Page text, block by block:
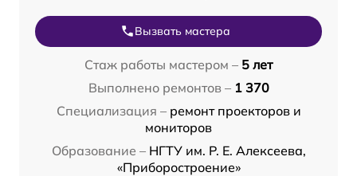
Вызвать мастера
Стаж работы мастером – 5 лет
Выполнено ремонтов – 1 370
Специализация – ремонт проекторов и
мониторов
Образование – НГТУ им. Р. Е. Алексеева,
«Приборостроение»